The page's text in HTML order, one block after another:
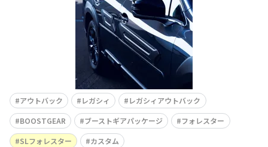
アウトバック レガシィ
レガシィアウトバック
BOOSTGEAR
ブーストギアパッケージ
フォレスター
SLフォレスター
カスタム